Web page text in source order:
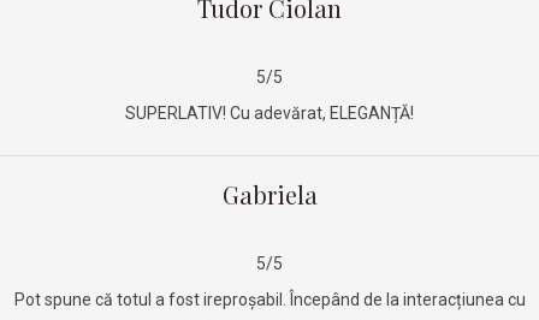
Tudor Ciolan
5/5
SUPERLATIV! Cu adevărat, ELEGANȚĂ!
Gabriela
5/5
Pot spune că totul a fost ireproșabil. Începând de la interacțiunea cu